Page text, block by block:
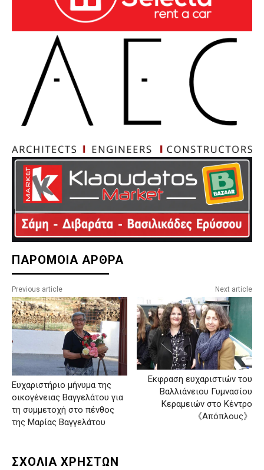
ΠΑΡΟΜΟΙΑ ΑΡΘΡΑ
Previous article
Ευχαριστήριο μήνυμα της
οικογένειας Βαγγελάτου για
τη συμμετοχή στο πένθος
της Μαρίας Βαγγελάτου
Next article
Εκφραση ευχαριστιών του
Βαλλιάνειου Γυμνασίου
Κεραμειών στο Κέντρο
《Απόπλους》
ΣΧΟΛΙΑ ΧΡΗΣΤΩΝ